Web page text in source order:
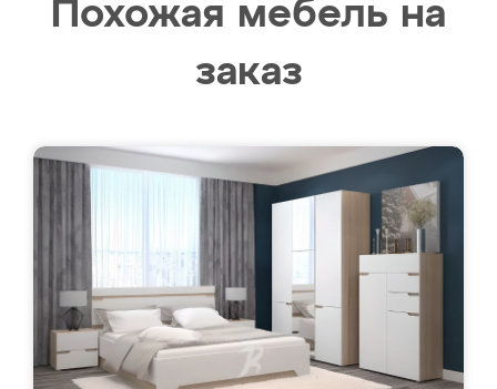
Похожая мебель на
заказ